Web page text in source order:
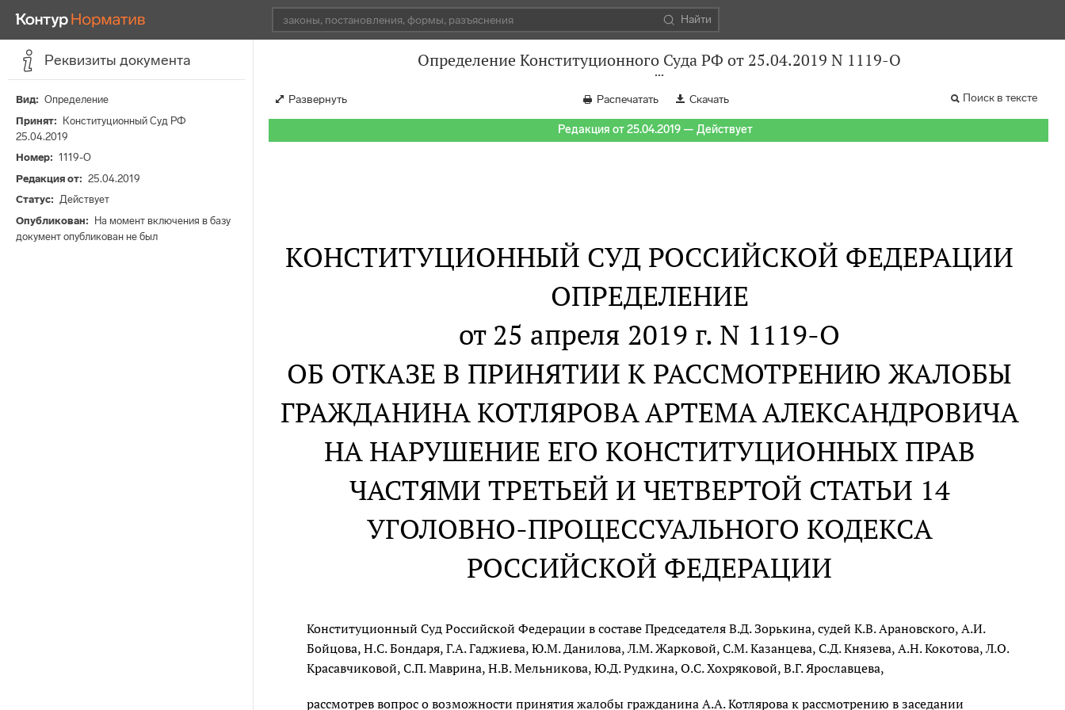
Найти
Реквизиты документа
Вид
Определение
Принят
Конституционный Суд РФ
25.04.2019
Номер
1119-О
Редакция от
25.04.2019
Статус
Действует
Опубликован
На момент включения в базу
документ опубликован не был
Определение Конституционного Суда РФ от 25.04.2019 N 1119-О
Развернуть Распечатать Скачать Поиск в тексте
Редакция от 25.04.2019 — Действует
КОНСТИТУЦИОННЫЙ СУД РОССИЙСКОЙ ФЕДЕРАЦИИ
ОПРЕДЕЛЕНИЕ
от 25 апреля 2019 г. N 1119-О
ОБ ОТКАЗЕ В ПРИНЯТИИ К РАССМОТРЕНИЮ ЖАЛОБЫ
ГРАЖДАНИНА КОТЛЯРОВА АРТЕМА АЛЕКСАНДРОВИЧА
НА НАРУШЕНИЕ ЕГО КОНСТИТУЦИОННЫХ ПРАВ
ЧАСТЯМИ ТРЕТЬЕЙ И ЧЕТВЕРТОЙ СТАТЬИ 14
УГОЛОВНО-ПРОЦЕССУАЛЬНОГО КОДЕКСА
РОССИЙСКОЙ ФЕДЕРАЦИИ
Конституционный Суд Российской Федерации в составе Председателя В.Д. Зорькина, судей К.В. Арановского, А.И.
Бойцова, Н.С. Бондаря, Г.А. Гаджиева, Ю.М. Данилова, Л.М. Жарковой, С.М. Казанцева, С.Д. Князева, А.Н. Кокотова, Л.О.
Красавчиковой, С.П. Маврина, Н.В. Мельникова, Ю.Д. Рудкина, О.С. Хохряковой, В.Г. Ярославцева,
рассмотрев вопрос о возможности принятия жалобы гражданина А.А. Котлярова к рассмотрению в заседании